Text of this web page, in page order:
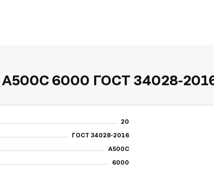
6000 ГОСТ 34028-
20
ГОСТ 34028-2016
А500С
6000